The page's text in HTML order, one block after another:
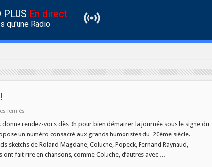
PLUS En direct
qu'une Radio
ferméssur
avec
Mêle!
donne rendez-vous dès 9h pour bien démarrer la journée sous le signe du
un numéro consacré aux grands humoristes du 20ème siècle.
sketchs de Roland Magdane, Coluche, Popeck, Fernand Raynaud,
fait rire en chansons, comme Coluche, d’autres avec …